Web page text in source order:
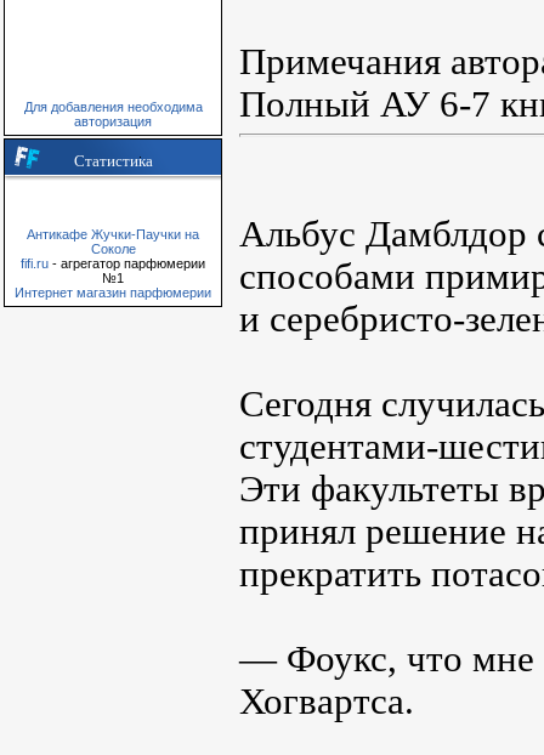
Для добавления необходима
авторизация
Статистика
Антикафе Жучки-Паучки на
Соколе
fifi.ru - агрегатор парфюмерии
№1
Интернет магазин парфюмерии
Примечания
Полный АУ 6-7
Альбус Дамблдор
способами
и серебристо-
Сегодня
студентами-
Эти факультеты
принял решение
прекратить
— Фоукс, что мне
Хогвартса.